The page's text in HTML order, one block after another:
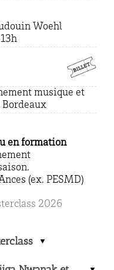
Woehl
musique et
en formation
(ex. PESMD)
2026